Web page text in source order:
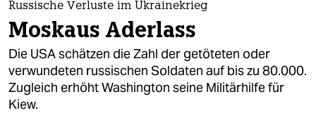
themen
politik
öko
gesellschaft
Russische Verluste im Ukrainekrieg
Moskaus Aderlass
Die USA schätzen die Zahl der getöteten oder
verwundeten russischen Soldaten auf bis zu 80.000.
Zugleich erhöht Washington seine Militärhilfe für
Kiew.